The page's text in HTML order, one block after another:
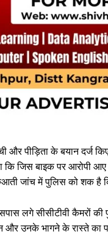
और पीड़िता के बयान दर्ज
कि जिस बाइक पर आरोपी
जांच में पुलिस को शक है
लगे सीसीटीवी कैमरों की
और उनके भागने के रास्ते का